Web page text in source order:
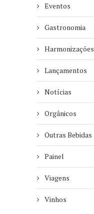
Eventos
Gastronomia
Harmonizações
Lançamentos
Notícias
Orgânicos
Outras Bebidas
Painel
Viagens
Vinhos